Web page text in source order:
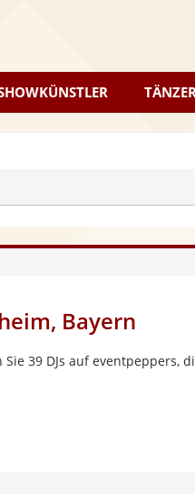
Bayern
39 DJs auf eventpeppers,